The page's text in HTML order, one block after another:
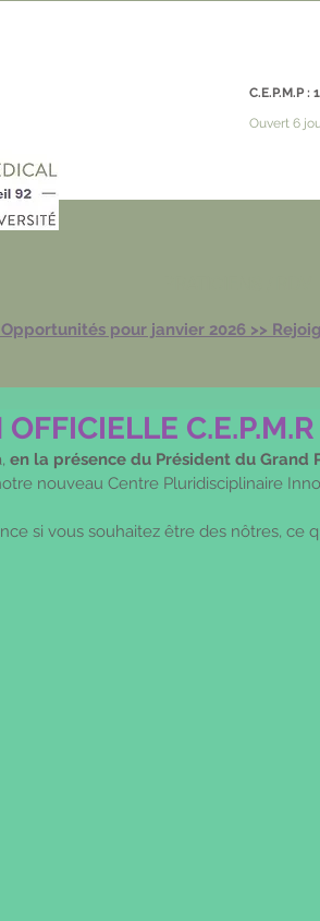
C.E.P.M.P
Ouvert 6
Opportunités pour janvier 2026 >>
C.E.P.M.R
en la présence du Président du Grand
nouveau Centre Pluridisciplinaire
si vous souhaitez être des nôtres, ce